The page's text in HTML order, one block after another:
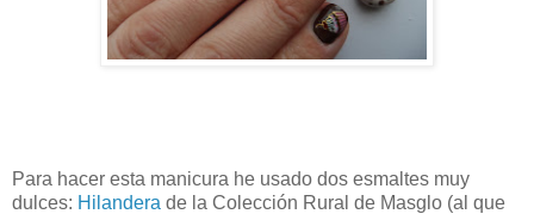
Para hacer esta manicura he usado dos esmaltes muy
dulces: Hilandera de la Colección Rural de Masglo (al que